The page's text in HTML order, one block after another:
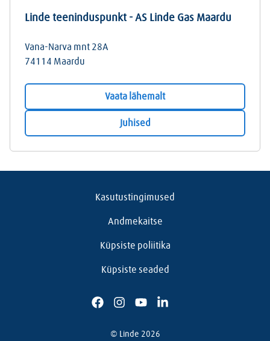
Linde teeninduspunkt - AS Linde Gas Maardu
Vana-Narva mnt 28A
74114 Maardu
Vaata lähemalt
Juhised
Kasutustingimused
Andmekaitse
Küpsiste poliitika
Küpsiste seaded
© Linde 2026